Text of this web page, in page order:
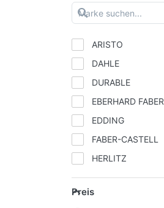
ARISTO
DAHLE
DURABLE
EBERHARD FABER
EDDING
FABER-CASTELL
HERLITZ
IDENA
KORES
Preis